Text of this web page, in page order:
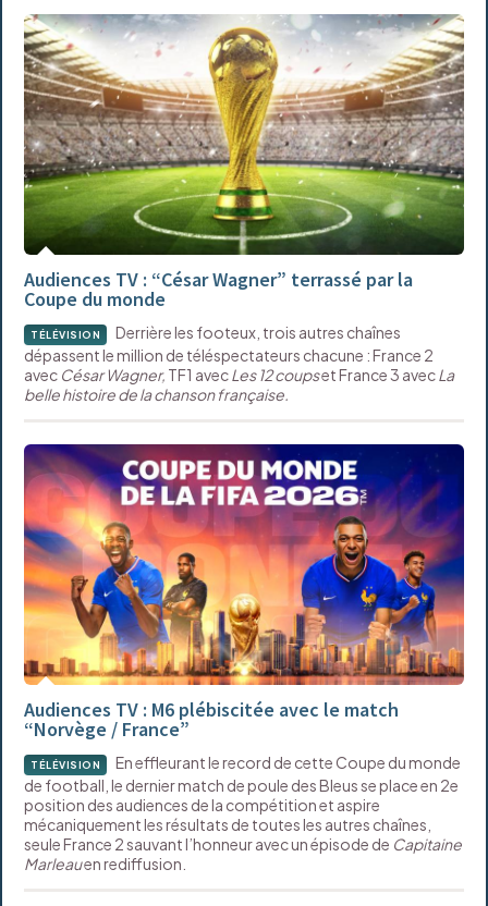
Audiences TV : “César Wagner” terrassé par la
Coupe du monde
TÉLÉVISION
Derrière les footeux, trois autres chaînes
dépassent le million de téléspectateurs chacune : France 2
avec César Wagner, TF1 avecLes 12 coupset France 3 avecLa
belle histoire de la chanson française.
Audiences TV : M6 plébiscitée avec le match
“Norvège / France”
TÉLÉVISION
En effleurant le record de cette Coupe du monde
de football, le dernier match de poule des Bleus se place en 2e
position des audiences de la compétition et aspire
mécaniquement les résultats de toutes les autres chaînes,
seule France 2 sauvant l’honneur avec un épisode de Capitaine
Marleauen rediffusion.